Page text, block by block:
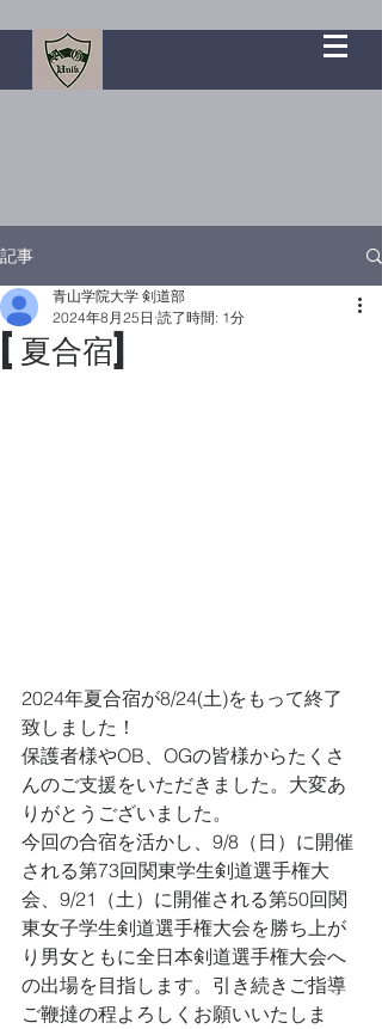
記事
[夏合宿]
青山学院大学 剣道部
2024年8月25日 読了時間: 1分
2024年夏合宿が8/24(土)をもって終了
致しました！
保護者様やOB、OGの皆様からたくさ
んのご支援をいただきました。大変あ
りがとうございました。
今回の合宿を活かし、9/8（日）に開催
される第73回関東学生剣道選手権大
会、9/21（土）に開催される第50回関
東女子学生剣道選手権大会を勝ち上が
り男女ともに全日本剣道選手権大会へ
の出場を目指します。引き続きご指導
ご鞭撻の程よろしくお願いいたしま